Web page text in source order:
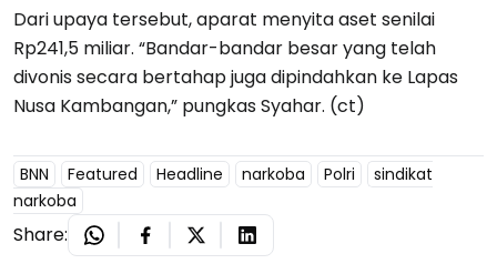
Dari upaya tersebut, aparat menyita aset senilai
Rp241,5 miliar. “Bandar-bandar besar yang telah
divonis secara bertahap juga dipindahkan ke Lapas
Nusa Kambangan,” pungkas Syahar. (ct)
BNN Featured Headline narkoba Polri
sindikat
narkoba
Share: